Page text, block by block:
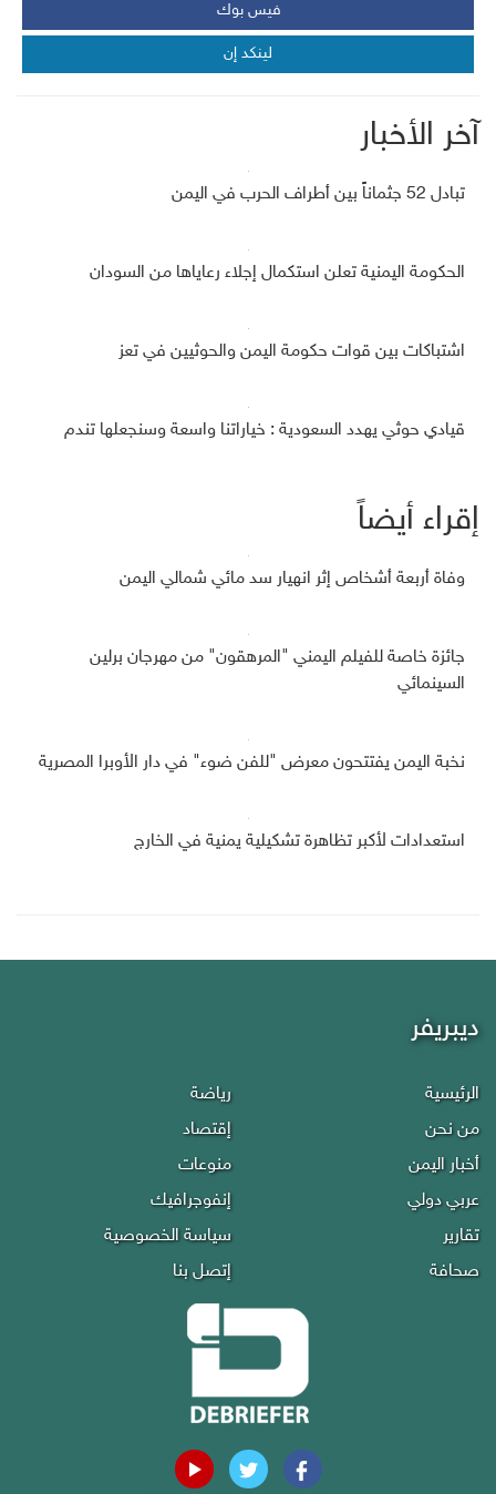
فيس بوك
لينكد إن
آخر الأخبار
تبادل 52 جثماناً بين أطراف الحرب في اليمن
الحكومة اليمنية تعلن استكمال إجلاء رعاياها من السودان
اشتباكات بين قوات حكومة اليمن والحوثيين في تعز
قيادي حوثي يهدد السعودية : خياراتنا واسعة وسنجعلها تندم
إقراء أيضاً
وفاة أربعة أشخاص إثر انهيار سد مائي شمالي اليمن
جائزة خاصة للفيلم اليمني "المرهقون" من مهرجان برلين
السينمائي
نخبة اليمن يفتتحون معرض "للفن ضوء" في دار الأوبرا المصرية
استعدادات لأكبر تظاهرة تشكيلية يمنية في الخارج
ديبريفر
الرئيسية
من نحن
أخبار اليمن
عربي دولي
تقارير
صحافة
رياضة
إقتصاد
منوعات
إنفوجرافيك
سياسة الخصوصية
إتصل بنا